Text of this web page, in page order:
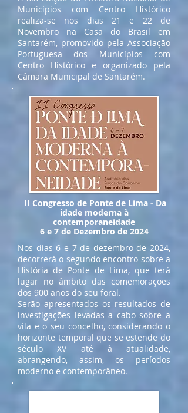
Municípios com Centro Histórico
realiza-se nos dias 21 e 22 de
Novembro na Casa do Brasil em
Santarém, promovido pela Associação
Portuguesa dos Municípios com
Centro Histórico e organizado pela
Câmara Municipal de Santarém.
II Congresso de Ponte de Lima - Da
idade moderna à
contemporaneidade
6 e 7 de Dezembro de 2024
Nos dias 6 e 7 de dezembro de 2024,
decorrerá o segundo encontro sobre a
História de Ponte de Lima, que terá
lugar no âmbito das comemorações
dos 900 anos do seu foral.
Serão apresentados os resultados de
investigações levadas a cabo sobre a
vila e o seu concelho, considerando o
horizonte temporal que se estende do
século XV até à atualidade,
abrangendo, assim, os períodos
moderno e contemporâneo.